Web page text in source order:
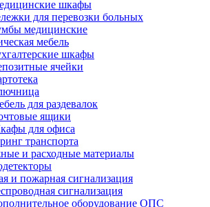
шкафы
для перевозки больных
медицинские
мебель
шкафы
ячейки
для раздевалок
ящики
для офиса
транспорта
и расходные материалы
и пожарная сигнализация
сигнализация
оборудование ОПС